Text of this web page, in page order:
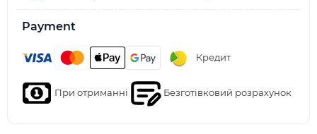
Payment
Кредит
При отриманні Безготівковий розрахунок